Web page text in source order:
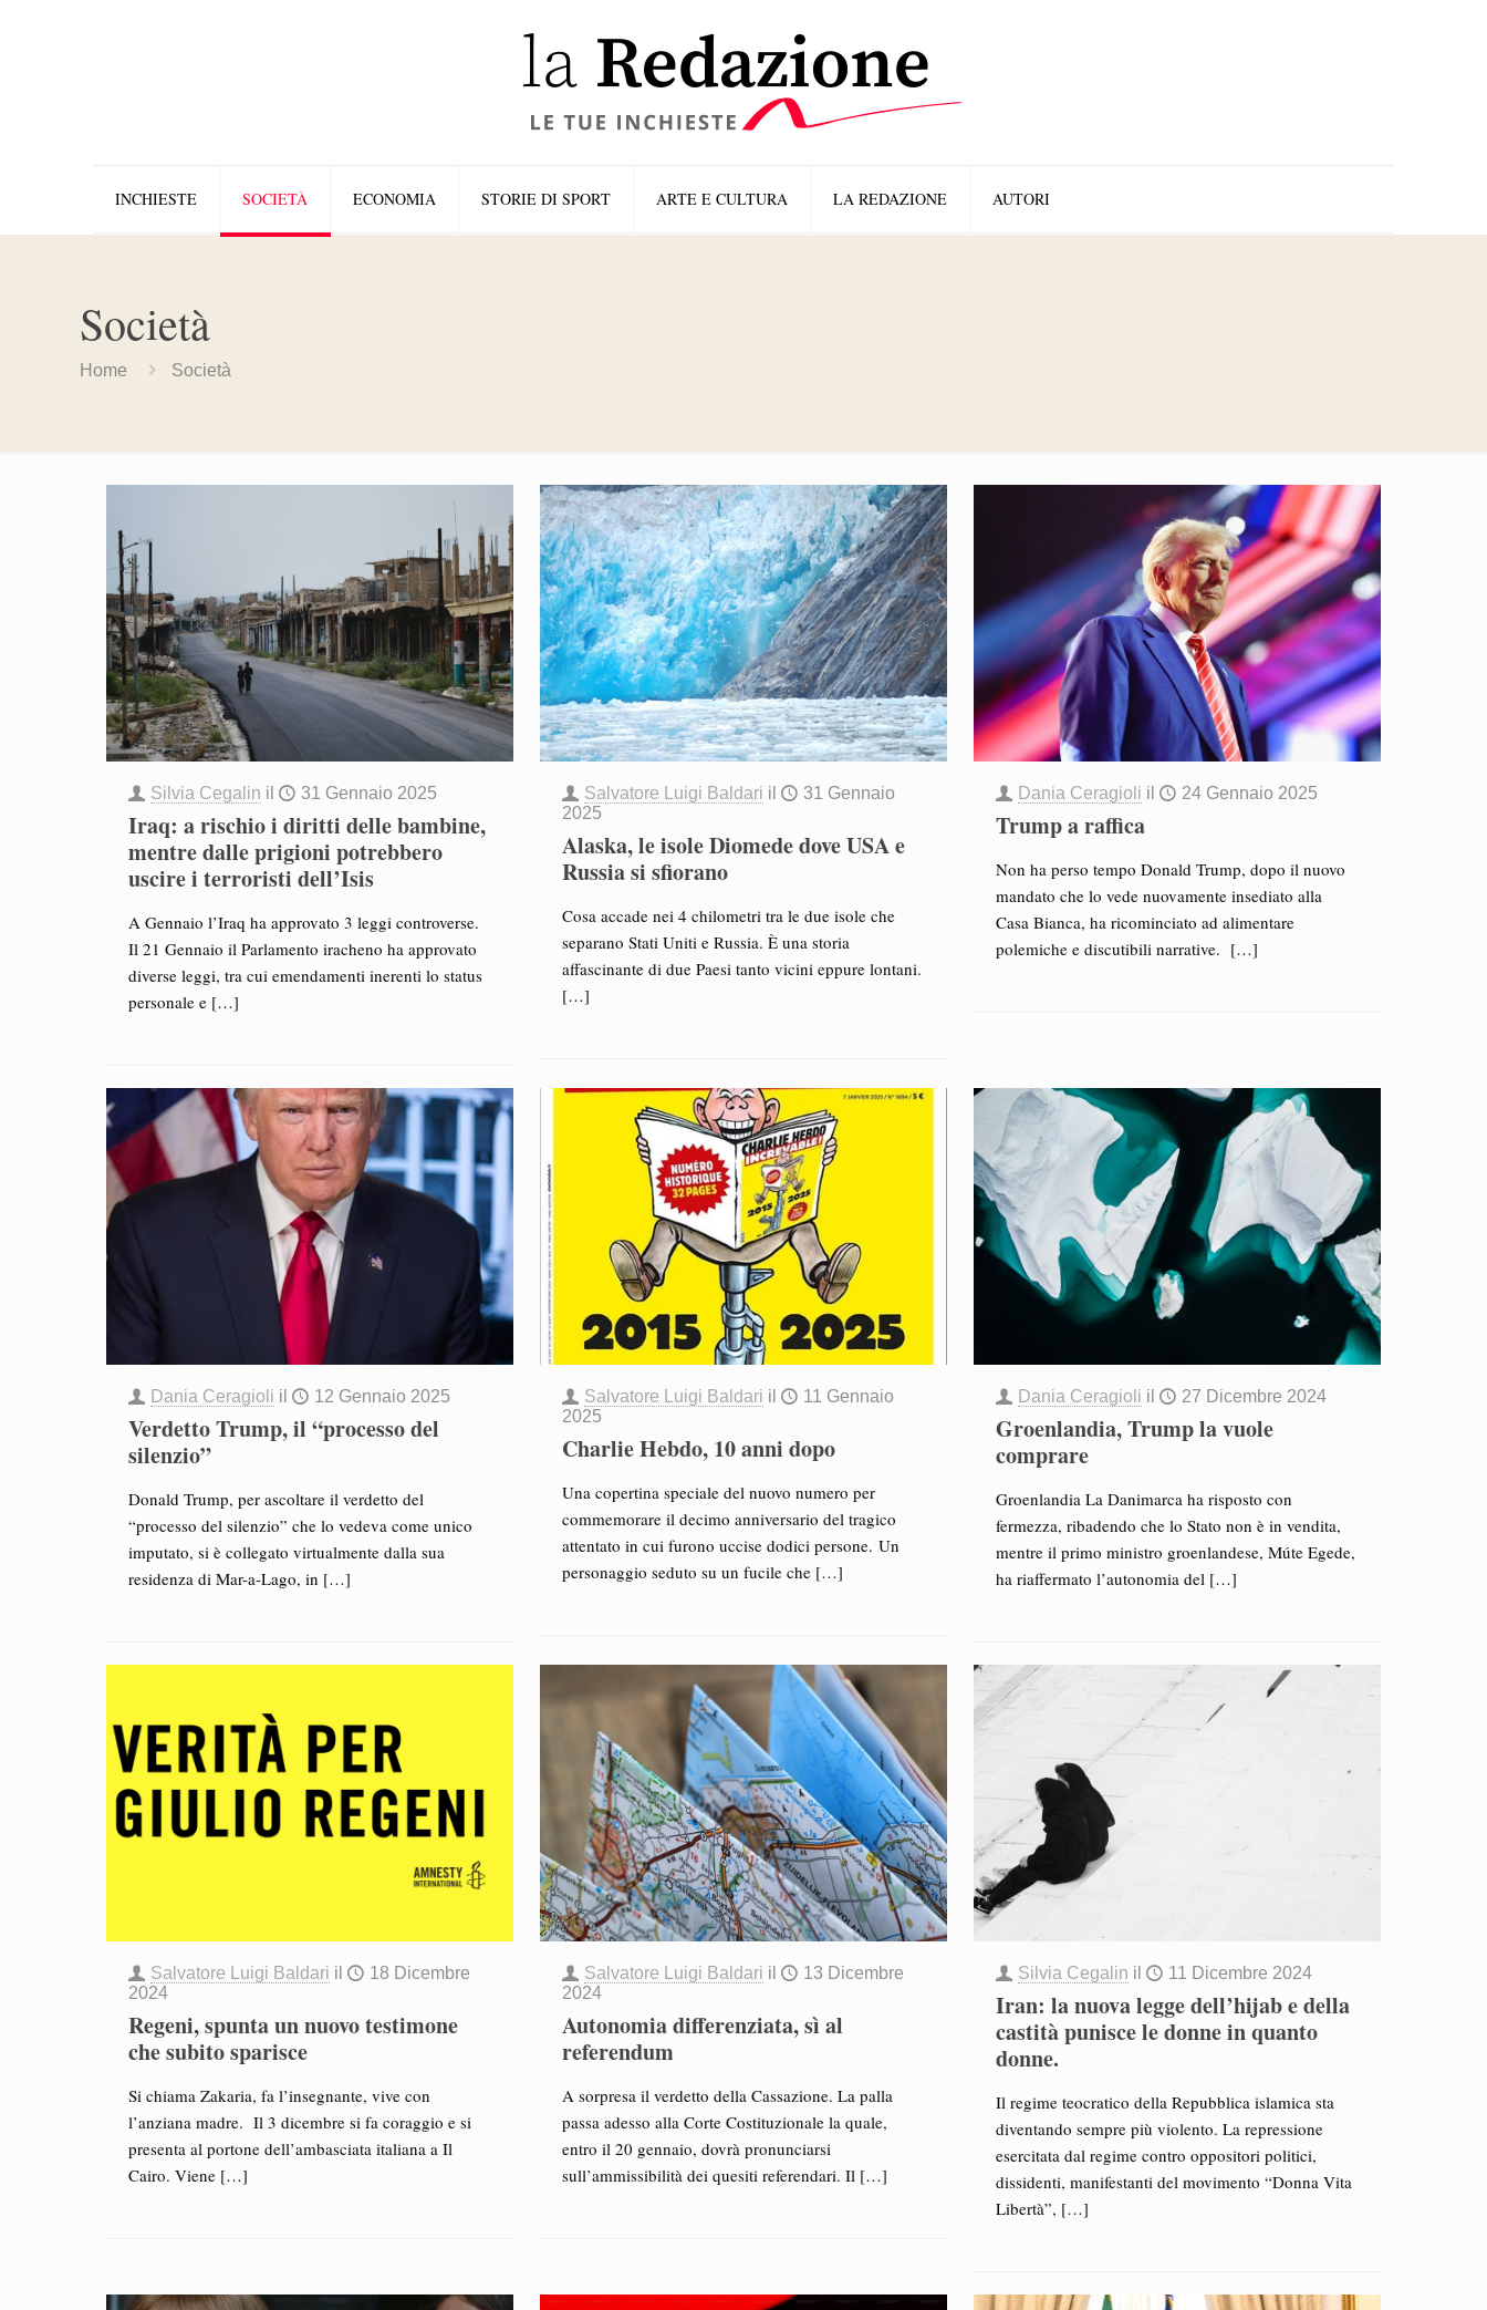
INCHIESTE SOCIETÀ ECONOMIA STORIE DI SPORT ARTE E CULTURA LA REDAZIONE AUTORI
Società
Home Società
Silvia Cegalin il 31 Gennaio 2025
Iraq: a rischio i diritti delle bambine,
mentre dalle prigioni potrebbero
uscire i terroristi dell’Isis
A Gennaio l’Iraq ha approvato 3 leggi controverse.
Il 21 Gennaio il Parlamento iracheno ha approvato
diverse leggi, tra cui emendamenti inerenti lo status
personale e[…]
Salvatore Luigi Baldari il
31 Gennaio
2025
Alaska, le isole Diomede dove USA e
Russia si sfiorano
Cosa accade nei 4 chilometri tra le due isole che
separano Stati Uniti e Russia. È una storia
affascinante di due Paesi tanto vicini eppure lontani.
[…]
Dania Ceragioli il 24 Gennaio 2025
Trump a raffica
Non ha perso tempo Donald Trump, dopo il nuovo
mandato che lo vede nuovamente insediato alla
Casa Bianca, ha ricominciato ad alimentare
polemiche e discutibili narrative. […]
Dania Ceragioli il 12 Gennaio 2025
Verdetto Trump, il “processo del
silenzio”
Donald Trump, per ascoltare il verdetto del
“processo del silenzio” che lo vedeva come unico
imputato, si è collegato virtualmente dalla sua
residenza di Mar-a-Lago, in […]
Salvatore Luigi Baldari il
11 Gennaio
2025
Charlie Hebdo, 10 anni dopo
Una copertina speciale del nuovo numero per
commemorare il decimo anniversario del tragico
attentato in cui furono uccise dodici persone. Un
personaggio seduto su un fucile che[…]
Dania Ceragioli il 27 Dicembre 2024
Groenlandia, Trump la vuole
comprare
Groenlandia La Danimarca ha risposto con
fermezza, ribadendo che lo Stato non è in vendita,
mentre il primo ministro groenlandese, Múte Egede,
ha riaffermato l’autonomia del[…]
Salvatore Luigi Baldari il
18 Dicembre
2024
Regeni, spunta un nuovo testimone
che subito sparisce
Si chiama Zakaria, fa l’insegnante, vive con
l’anziana madre. Il 3 dicembre si fa coraggio e si
presenta al portone dell’ambasciata italiana a Il
Cairo. Viene[…]
Salvatore Luigi Baldari il
13 Dicembre
2024
Autonomia differenziata, sì al
referendum
A sorpresa il verdetto della Cassazione. La palla
passa adesso alla Corte Costituzionale la quale,
entro il 20 gennaio, dovrà pronunciarsi
sull’ammissibilità dei quesiti referendari. Il[…]
Silvia Cegalin il 11 Dicembre 2024
Iran: la nuova legge dell’hijab e della
castità punisce le donne in quanto
donne.
Il regime teocratico della Repubblica islamica sta
diventando sempre più violento. La repressione
esercitata dal regime contro oppositori politici,
dissidenti, manifestanti del movimento “Donna Vita
Libertà”, […]